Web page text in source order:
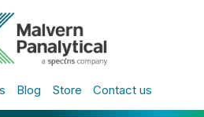
Blog Store Contact us